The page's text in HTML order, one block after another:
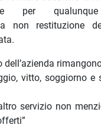
per
non restituzione
dell’azienda
vitto, soggiorno e
servizio non